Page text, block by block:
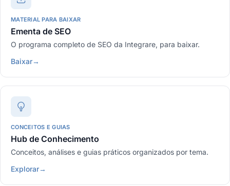
MATERIAL PARA BAIXAR
Ementa de SEO
O programa completo de SEO da Integrare, para baixar.
Baixar→
CONCEITOS E GUIAS
Hub de Conhecimento
Conceitos, análises e guias práticos organizados por tema.
Explorar→